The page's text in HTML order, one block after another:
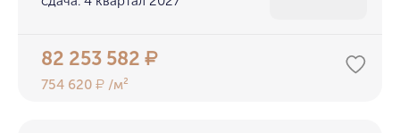
82 253 582₽
754 620₽ /м²